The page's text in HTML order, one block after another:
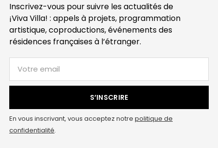
Inscrivez-vous pour suivre les actualités de
¡Viva Villa! : appels à projets, programmation
artistique, coproductions, événements des
résidences françaises à l’étranger.
S’INSCRIRE
En vous inscrivant, vous acceptez notre politique de
confidentialité.